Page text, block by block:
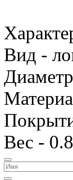
Вид -
Вес -